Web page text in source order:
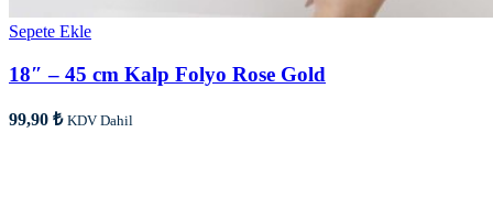
Sepete Ekle
18″ – 45 cm Kalp Folyo Rose Gold
99,90 ₺ KDV Dahil